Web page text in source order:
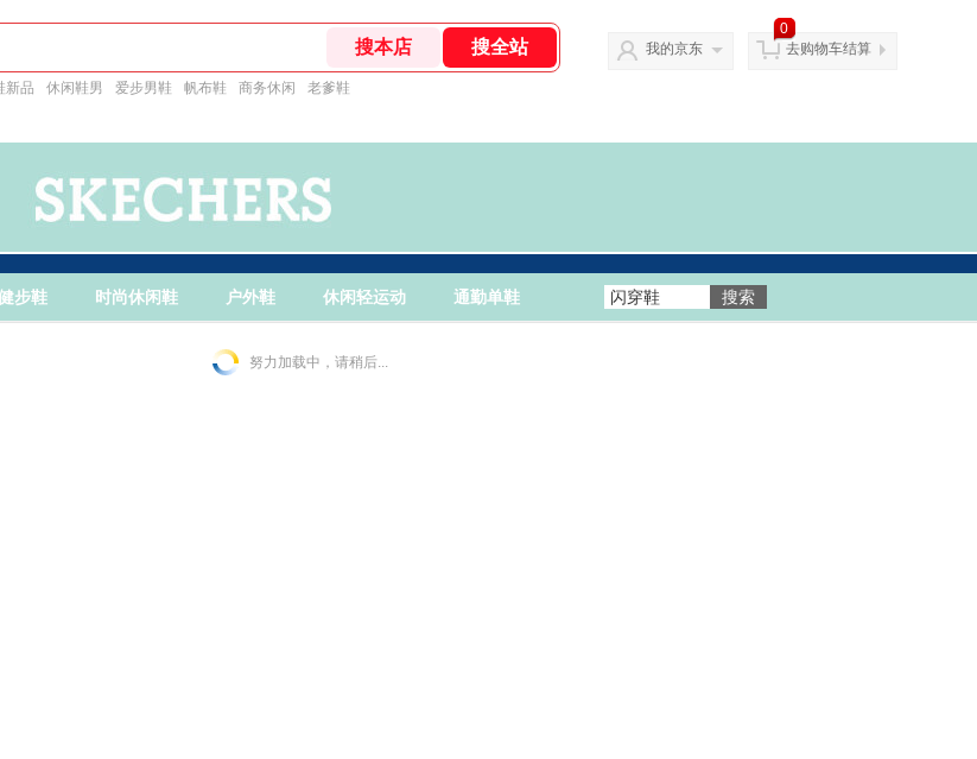
新品 休闲鞋男 爱步男鞋 帆布鞋 商务休闲 老爹鞋
我的京东
0
去购物车结算
步鞋 时尚休闲鞋 户外鞋 休闲轻运动 通勤单鞋
努力加载中，请稍后...